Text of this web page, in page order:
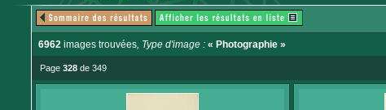
6962 images trouvées, Type d'image : « Photographie »
Page 328 de 349